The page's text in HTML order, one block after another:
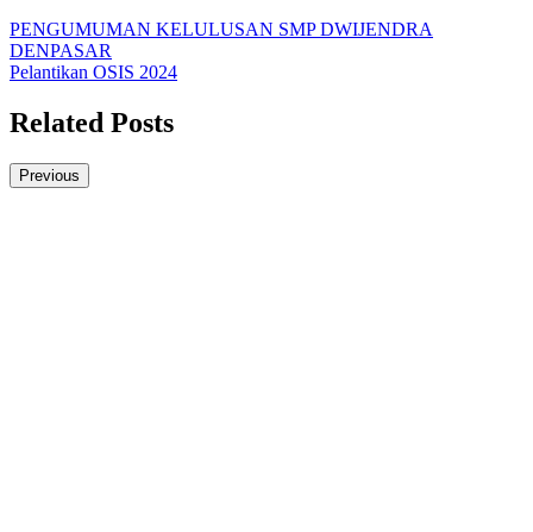
Navigasi
pos
PENGUMUMAN KELULUSAN SMP DWIJENDRA
DENPASAR
Pelantikan OSIS 2024
Related Posts
Previous